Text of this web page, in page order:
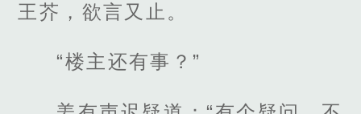
王芥，欲言又止。
“楼主还有事？”